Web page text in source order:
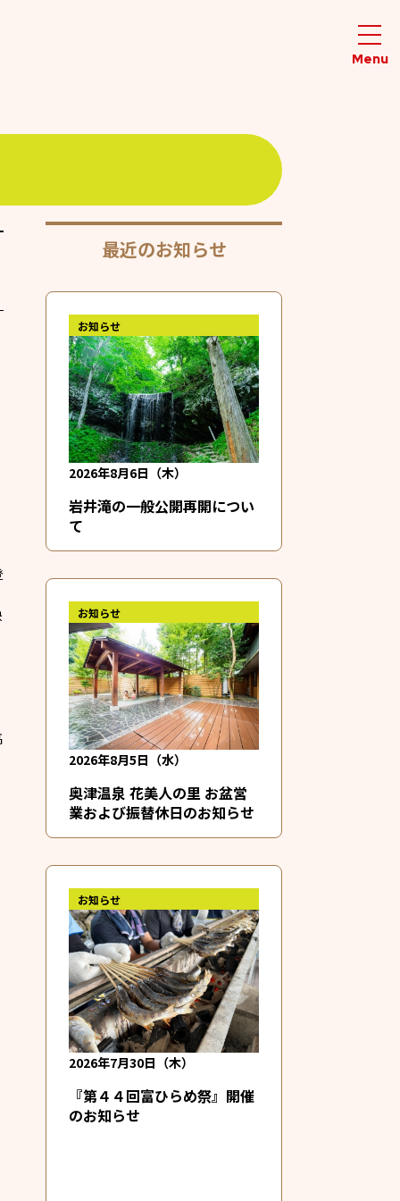
最近のお知らせ
お知らせ
2026年8月6日（木）
岩井滝の一般公開再開につい
て
お知らせ
2026年8月5日（水）
奥津温泉 花美人の里 お盆営
業および振替休日のお知らせ
お知らせ
2026年7月30日（木）
『第４４回富ひらめ祭』開催
のお知らせ